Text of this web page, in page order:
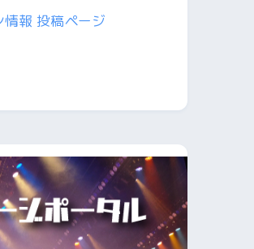
情報 投稿ページ